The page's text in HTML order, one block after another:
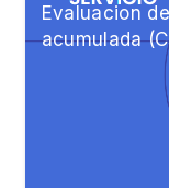
Evaluacion
acumulada